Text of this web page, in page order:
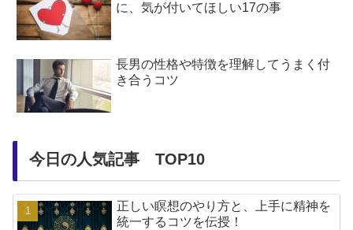
に、気が付いてほしい17の事
長男の性格や特徴を理解してうまく付
き合うコツ
今日の人気記事 TOP10
正しい瞑想のやり方と、上手に精神を
統一するコツを伝授！